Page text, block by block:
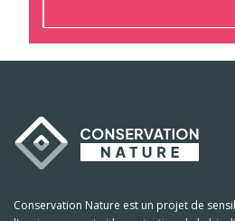
Conservation Nature est un projet de